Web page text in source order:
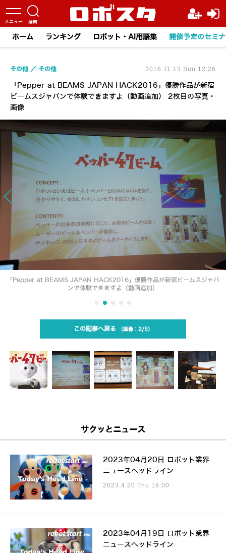
ホーム ランキング ロボット・AI用語集 開催予定のセミ
「Pepper at BEAMS JAPAN HACK2016」優勝作品が新宿
ビームスジャパンで体験できますよ（動画追加） 2枚目の写真・
画像
その他 その他 2016.11.13 Sun 12:26
「Pepper at BEAMS JAPAN HACK2016」優勝作品が新宿ビームスジャパ
ンで体験できますよ（動画追加）
この記事へ戻る 2/5
サクッとニュース
2023年04月20日 ロボット業界
ニュースヘッドライン
2023.4.20 Thu 18:00
2023年04月19日 ロボット業界
ニュースヘッドライン